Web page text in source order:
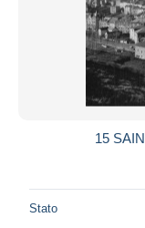
15
Stato